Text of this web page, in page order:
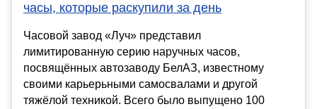
часы, которые раскупили за день
Часовой завод «Луч» представил
лимитированную серию наручных часов,
посвящённых автозаводу БелАЗ, известному
своими карьерьными самосвалами и другой
тяжёлой техникой. Всего было выпущено 100